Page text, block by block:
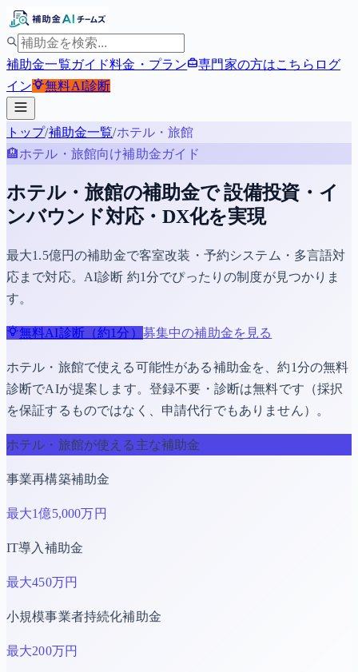
補助金一覧ガイド料金・プラン 専門家の方はこちら ログ
イン
無料AI診断
トップ/補助金一覧/ホテル・旅館
🏨ホテル・旅館向け補助金ガイド
ホテル・旅館の補助金で 設備投資・イ
ンバウンド対応・DX化を実現
最大1.5億円の補助金で客室改装・予約システム・多言語対
応まで対応。AI診断 約1分でぴったりの制度が見つかりま
す。
無料AI診断（約1分） 募集中の補助金を見る
ホテル・旅館で使える可能性がある補助金を、約1分の無料
診断でAIが提案します。登録不要・診断は無料です（採択
を保証するものではなく、申請代行でもありません）。
ホテル・旅館が使える主な補助金
事業再構築補助金
最大1億5,000万円
IT導入補助金
最大450万円
小規模事業者持続化補助金
最大200万円